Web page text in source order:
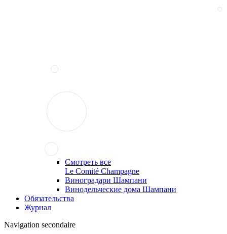
Смотреть все
Le Comité Champagne
Виноградари Шампани
Винодельческие дома Шампани
Обязательства
Журнал
Navigation secondaire